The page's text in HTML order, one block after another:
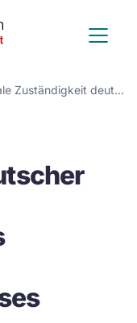
Deutscher
Anwalt
Verein
Erbrecht
Internationale Zuständigkeit deutscher Gerichte für die Ausstellung eines Europäischen Nachlasszeugnisses